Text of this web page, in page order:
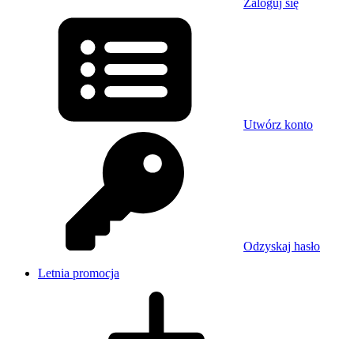
Zaloguj się
Utwórz konto
Odzyskaj hasło
Letnia promocja